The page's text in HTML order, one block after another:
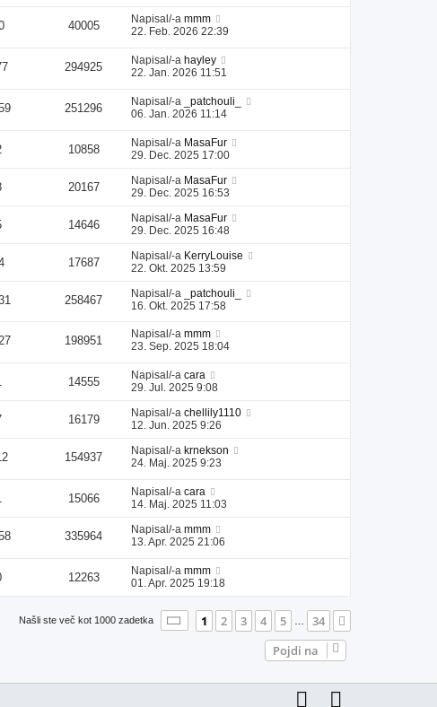
40005 Napisal/-a mmm
22. Feb. 2026 22:39
294925 Napisal/-a hayley
22. Jan. 2026 11:51
251296 Napisal/-a
_patchouli_
06. Jan. 2026 11:14
10858 Napisal/-a MasaFur
29. Dec. 2025 17:00
20167 Napisal/-a MasaFur
29. Dec. 2025 16:53
14646 Napisal/-a MasaFur
29. Dec. 2025 16:48
17687 Napisal/-a KerryLouise
22. Okt. 2025 13:59
258467 Napisal/-a
_patchouli_
16. Okt. 2025 17:58
198951 Napisal/-a mmm
23. Sep. 2025 18:04
14555 Napisal/-a cara
29. Jul. 2025 9:08
16179 Napisal/-a chellily1110
12. Jun. 2025 9:26
154937 Napisal/-a krnekson
24. Maj. 2025 9:23
15066 Napisal/-a cara
14. Maj. 2025 11:03
335964 Napisal/-a mmm
13. Apr. 2025 21:06
12263 Napisal/-a mmm
01. Apr. 2025 19:18
Našli ste več kot 1000 zadetka Stran 1od34
1 2 3 4 5 34
Pojdi na